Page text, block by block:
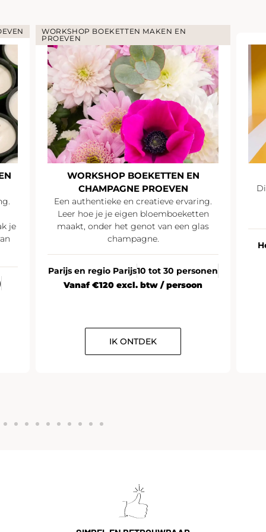
je
WORKSHOP BOEKETTEN MAKEN EN
PROEVEN
WORKSHOP BOEKETTEN EN
CHAMPAGNE PROEVEN
Een authentieke en creatieve ervaring.
Leer hoe je je eigen bloemboeketten
maakt, onder het genot van een glas
champagne.
Parijs en regio Parijs10 tot 30 personen
Vanaf €120 excl. btw / persoon
IK ONTDEK